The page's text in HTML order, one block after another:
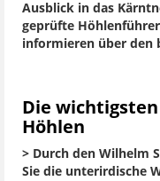
Ausblick in das
geprüfte
informieren über den
Die
Höhlen
> Durch den Wilhelm
Sie die unterirdische